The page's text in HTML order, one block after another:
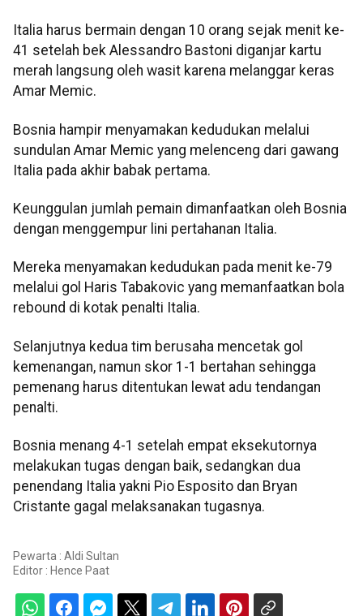
Italia harus bermain dengan 10 orang sejak menit ke-
41 setelah bek Alessandro Bastoni diganjar kartu
merah langsung oleh wasit karena melanggar keras
Amar Memic.
Bosnia hampir menyamakan kedudukan melalui
sundulan Amar Memic yang melenceng dari gawang
Italia pada akhir babak pertama.
Keunggulan jumlah pemain dimanfaatkan oleh Bosnia
dengan menggempur lini pertahanan Italia.
Mereka menyamakan kedudukan pada menit ke-79
melalui gol Haris Tabakovic yang memanfaatkan bola
rebound di kotak penalti Italia.
Selanjutnya kedua tim berusaha mencetak gol
kemenangan, namun skor 1-1 bertahan sehingga
pemenang harus ditentukan lewat adu tendangan
penalti.
Bosnia menang 4-1 setelah empat eksekutornya
melakukan tugas dengan baik, sedangkan dua
penendang Italia yakni Pio Esposito dan Bryan
Cristante gagal melaksanakan tugasnya.
Pewarta : Aldi Sultan
Editor : Hence Paat